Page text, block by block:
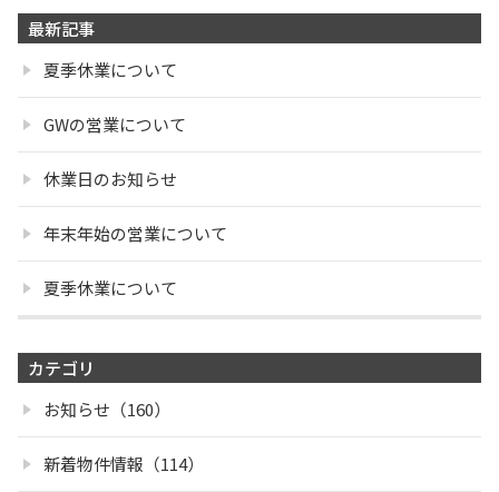
最新記事
夏季休業について
GWの営業について
休業日のお知らせ
年末年始の営業について
夏季休業について
カテゴリ
お知らせ（160）
新着物件情報（114）